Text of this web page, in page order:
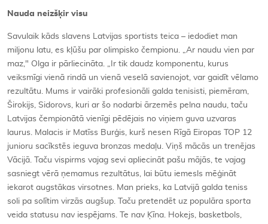
Nauda neizšķir visu
Savulaik kāds slavens Latvijas sportists teica – iedodiet man
miljonu latu, es kļūšu par olimpisko čempionu. „Ar naudu vien par
maz," Olga ir pārliecināta. „Ir tik daudz komponentu, kurus
veiksmīgi vienā rindā un vienā veselā savienojot, var gaidīt vēlamo
rezultātu. Mums ir vairāki profesionāli galda tenisisti, piemēram,
Širokijs, Sidorovs, kuri ar šo nodarbi ārzemēs pelna naudu, taču
Latvijas čempionātā vienīgi pēdējais no viņiem guva uzvaras
laurus. Malacis ir Matīss Burģis, kurš nesen Rīgā Eiropas TOP 12
junioru sacīkstēs ieguva bronzas medaļu. Viņš mācās un trenējas
Vācijā. Taču vispirms vajag sevi apliecināt pašu mājās, te vajag
sasniegt vērā ņemamus rezultātus, lai būtu iemesls mēģināt
iekarot augstākas virsotnes. Man prieks, ka Latvijā galda teniss
soli pa solītim virzās augšup. Taču pretendēt uz populāra sporta
veida statusu nav iespējams. Te nav Ķīna. Hokejs, basketbols,